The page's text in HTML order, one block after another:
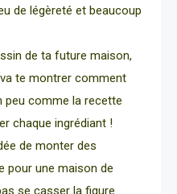
de légèreté et beaucoup
de ta future maison,
te montrer comment
peu comme la recette
chaque ingrédiant !
de monter des
pour une maison de
se casser la figure